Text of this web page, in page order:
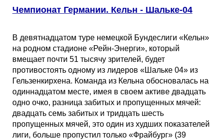
Партнёрка
Вакансии
Реклама
Лига Европы
Лига Конференций
Чемпионат Мира
Поиск команд
Расчёт системы
На что ставят?
Telegram Bot
Чемпионат Германии. Кельн - Шальке-04
В девятнадцатом туре немецкой Бундеслиги «Кельн»
на родном стадионе «Рейн-Энерги», который
вмещает почти 51 тысячу зрителей, будет
противостоять одному из лидеров «Шальке 04» из
Гельзенкирхена. Команда из Кельна обосновалась на
одиннадцатом месте, имея в своем активе двадцать
одно очко, разница забитых и пропущенных мячей:
двадцать семь забитых и тридцать шесть
пропущенных мячей, это один из худших показателей
лиги, больше пропустил только «Фрайбург» (39